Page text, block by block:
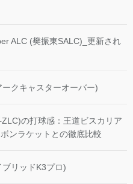
ALC (樊振東SALC)_更新され
クキャスターオーバー)
の打球感：王道ビスカリア
ンラケットとの徹底比較
リッドK3プロ)